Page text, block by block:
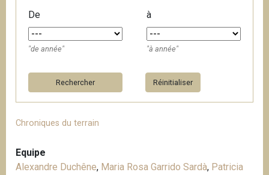
De
"de année"
à
"à année"
Réinitialiser
Chroniques du terrain
Equipe
Alexandre Duchêne, Maria Rosa Garrido Sardà, Patricia